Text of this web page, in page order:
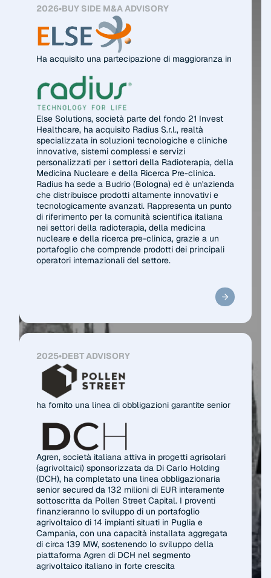
2026•BUY SIDE M&A ADVISORY
Ha acquisito una partecipazione di maggioranza in
Else Solutions, società parte del fondo 21 Invest
Healthcare, ha acquisito Radius S.r.l., realtà
specializzata in soluzioni tecnologiche e cliniche
innovative, sistemi complessi e servizi
personalizzati per i settori della Radioterapia, della
Medicina Nucleare e della Ricerca Pre-clinica.
Radius ha sede a Budrio (Bologna) ed è un'azienda
che distribuisce prodotti altamente innovativi e
tecnologicamente avanzati. Rappresenta un punto
di riferimento per la comunità scientifica italiana
nei settori della radioterapia, della medicina
nucleare e della ricerca pre-clinica, grazie a un
portafoglio che comprende prodotti dei principali
operatori internazionali del settore.
2025•DEBT ADVISORY
ha fornito una linea di obbligazioni garantite senior
Agren, società italiana attiva in progetti agrisolari
(agrivoltaici) sponsorizzata da Di Carlo Holding
(DCH), ha completato una linea obbligazionaria
senior secured da 132 milioni di EUR interamente
sottoscritta da Pollen Street Capital. I proventi
finanzieranno lo sviluppo di un portafoglio
agrivoltaico di 14 impianti situati in Puglia e
Campania, con una capacità installata aggregata
di circa 139 MW, sostenendo lo sviluppo della
piattaforma Agren di DCH nel segmento
agrivoltaico italiano in forte crescita